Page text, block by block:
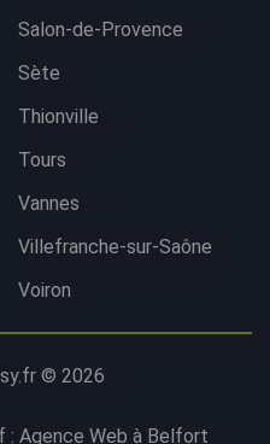
Salon-de-Provence
Sète
Thionville
Tours
Vannes
Villefranche-sur-Saône
Voiron
© 2026
: Agence Web à Belfort